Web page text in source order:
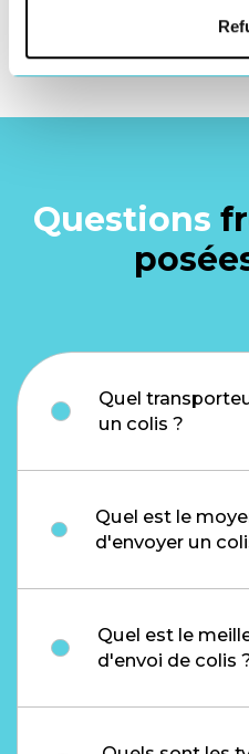
Questions
Quel
un colis ?
Quel est le
d'envoyer un
Quel est le
d'envoi de colis